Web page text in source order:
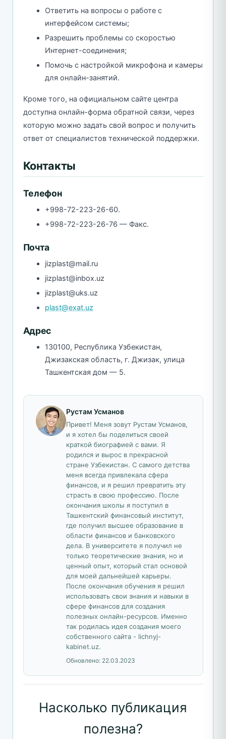
Ответить на вопросы о работе с
интерфейсом системы;
Разрешить проблемы со скоростью
Интернет-соединения;
Помочь с настройкой микрофона и камеры
для онлайн-занятий.
Кроме того, на официальном сайте центра
доступна онлайн-форма обратной связи, через
которую можно задать свой вопрос и получить
ответ от специалистов технической поддержки.
Контакты
Телефон
+998-72-223-26-60.
+998-72-223-26-76 — Факс.
Почта
jizplast@mail.ru
jizplast@inbox.uz
jizplast@uks.uz
plast@exat.uz
Адрес
130100, Республика Узбекистан,
Джизакская область, г. Джизак, улица
Ташкентская дом — 5.
Рустам Усманов
Привет! Меня зовут Рустам Усманов,
и я хотел бы поделиться своей
краткой биографией с вами. Я
родился и вырос в прекрасной
стране Узбекистан. С самого детства
меня всегда привлекала сфера
финансов, и я решил превратить эту
страсть в свою профессию. После
окончания школы я поступил в
Ташкентский финансовый институт,
где получил высшее образование в
области финансов и банковского
дела. В университете я получил не
только теоретические знания, но и
ценный опыт, который стал основой
для моей дальнейшей карьеры.
После окончания обучения я решил
использовать свои знания и навыки в
сфере финансов для создания
полезных онлайн-ресурсов. Именно
так родилась идея создания моего
собственного сайта - lichnyj-
kabinet.uz.
Обновлено: 22.03.2023
Насколько публикация
полезна?